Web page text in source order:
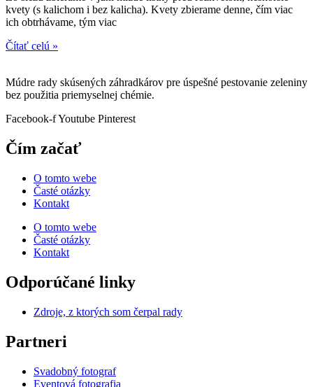
kvety (s kalichom i bez kalicha). Kvety zbierame denne, čím viac
ich obtrhávame, tým viac
Čítať celú »
Múdre rady skúsených záhradkárov pre úspešné pestovanie zeleniny
bez použitia priemyselnej chémie.
Facebook-fYoutube Pinterest
Čím začať
O tomto webe
Časté otázky
Kontakt
O tomto webe
Časté otázky
Kontakt
Odporúčané linky
Zdroje, z ktorých som čerpal rady
Partneri
Svadobný fotograf
Eventová fotografia